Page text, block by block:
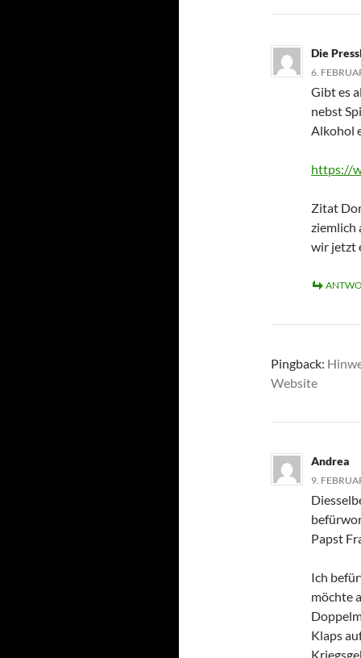
Die
6.
Gibt es
nebst
Alkohol
https://
Zitat
ziemlich
wir jetzt
Pingback:
Website
Andrea
9.
Papst
Ich
möchte
Klaps